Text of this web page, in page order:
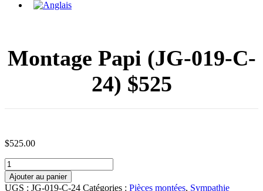
Montage Papi (JG-019-C-
24) $525
$525.00
quantité
de
Montage
Ajouter au panier
UGS : JG-019-C-24 Catégories : Pièces montées, Sympathie